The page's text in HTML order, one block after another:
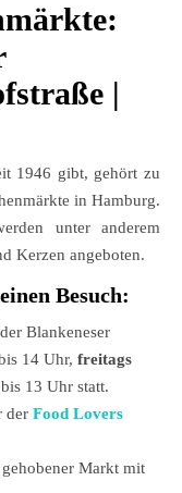
|
1946 gibt, gehört zu
in Hamburg.
unter anderem
Kerzen angeboten.
Besuch:
Blankeneser
14 Uhr, freitags
13 Uhr statt.
der Food Lovers
gehobener Markt mit